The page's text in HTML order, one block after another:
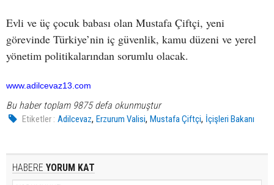
Evli ve üç çocuk babası olan Mustafa Çiftçi, yeni
görevinde Türkiye’nin iç güvenlik, kamu düzeni ve yerel
yönetim politikalarından sorumlu olacak.
www.adilcevaz13.com
Bu haber toplam 9875 defa okunmuştur
Etiketler : Adilcevaz,Erzurum Valisi,Mustafa Çiftçi, İçişleri Bakanı
HABERE YORUM KAT